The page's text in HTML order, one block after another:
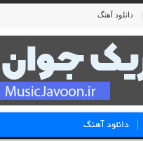
دانلود آهنگ
دانلود آهنگ